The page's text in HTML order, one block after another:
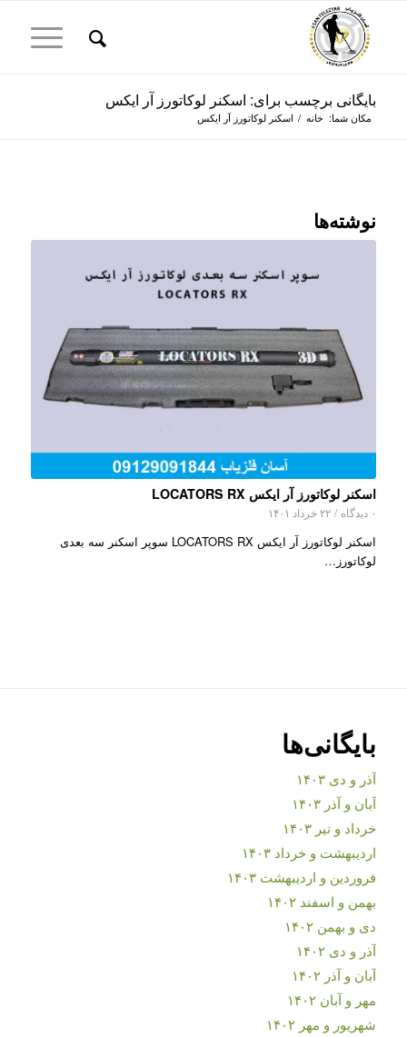
بایگانی برچسب برای: اسکنر لوکاتورز آر ایکس
مکان شما: خانه / اسکنر لوکاتورز آر ایکس
نوشته‌ها
اسکنر لوکاتورز آر ایکس LOCATORS RX
۰ دیدگاه / ۲۲ خرداد ۱۴۰۱
اسکنر لوکاتورز آر ایکس LOCATORS RX سوپر اسکنر سه بعدی
لوکاتورز…
بایگانی‌ها
آذر و دی ۱۴۰۳
آبان و آذر ۱۴۰۳
خرداد و تیر ۱۴۰۳
اردیبهشت و خرداد ۱۴۰۳
فروردین و اردیبهشت ۱۴۰۳
بهمن و اسفند ۱۴۰۲
دی و بهمن ۱۴۰۲
آذر و دی ۱۴۰۲
آبان و آذر ۱۴۰۲
مهر و آبان ۱۴۰۲
شهریور و مهر ۱۴۰۲